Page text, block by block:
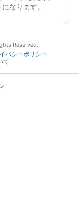
なります。
Reserved.
バシーポリシー
て